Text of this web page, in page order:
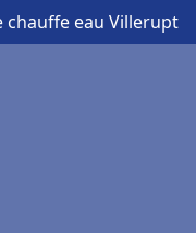
chauffe eau Villerupt